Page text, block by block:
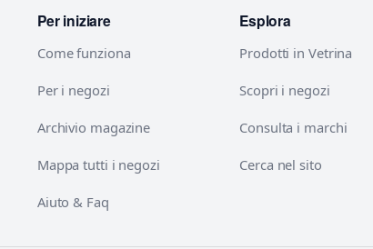
Per iniziare
Come funziona
Per i negozi
Archivio magazine
Mappa tutti i negozi
Aiuto & Faq
Esplora
Prodotti in Vetrina
Scopri i negozi
Consulta i marchi
Cerca nel sito